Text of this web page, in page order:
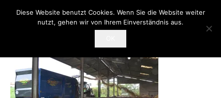
Diese Website benutzt Cookies. Wenn Sie die Website weiter
nutzt, gehen wir von Ihrem Einverständnis aus.